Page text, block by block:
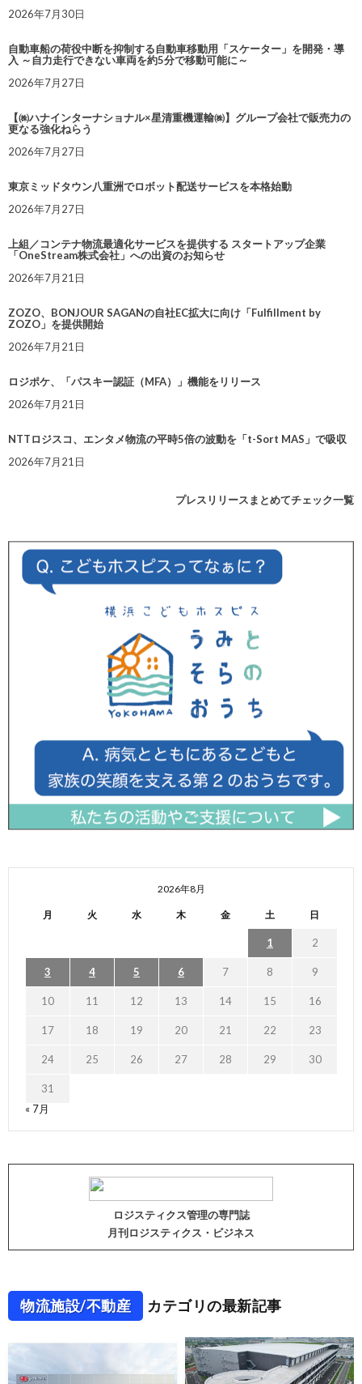
2026年7月30日
自動車船の荷役中断を抑制する自動車移動用「スケーター」を開発・導
入 ～自力走行できない車両を約5分で移動可能に～
2026年7月27日
【㈱ハナインターナショナル×星清重機運輸㈱】グループ会社で販売力の
更なる強化ねらう
2026年7月27日
東京ミッドタウン八重洲でロボット配送サービスを本格始動
2026年7月27日
上組／コンテナ物流最適化サービスを提供する スタートアップ企業
「OneStream株式会社」への出資のお知らせ
2026年7月21日
ZOZO、BONJOUR SAGANの自社EC拡大に向け「Fulfillment by
ZOZO」を提供開始
2026年7月21日
ロジポケ、「パスキー認証（MFA）」機能をリリース
2026年7月21日
NTTロジスコ、エンタメ物流の平時5倍の波動を「t-Sort MAS」で吸収
2026年7月21日
プレスリリースまとめてチェック一覧
2026年8月
月 火 水 木 金 土 日
1 2
3 4 5 6 7 8 9
10 11 12 13 14 15 16
17 18 19 20 21 22 23
24 25 26 27 28 29 30
31
« 7月
ロジスティクス管理の専門誌
月刊ロジスティクス・ビジネス
物流施設/不動産 カテゴリの最新記事